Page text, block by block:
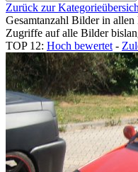
Zurück zur
Gesamtanzahl Bilder in
Zugriffe auf alle Bilder
TOP 12: Hoch bewertet -